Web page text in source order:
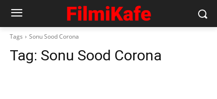
Tags Sonu Sood Corona
Tag: Sonu Sood Corona